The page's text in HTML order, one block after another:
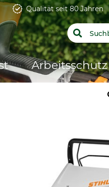
Qualität seit 80 Jahren
Arbeitsschutz